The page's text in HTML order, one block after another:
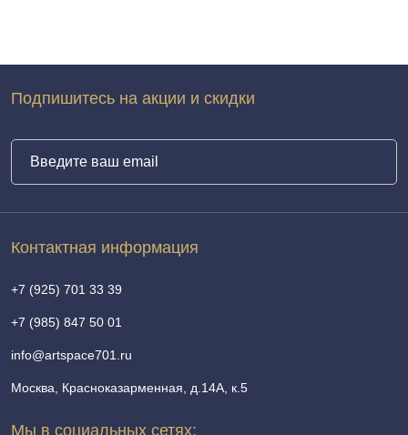
Контактная информация
+7 (925) 701 33 39
+7 (985) 847 50 01
info@artspace701.ru
Москва, Красноказарменная, д.14А, к.5
Мы в социальных сетях:
Подпишитесь на акции и скидки